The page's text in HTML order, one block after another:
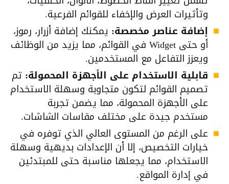
وتأثيرات العرض والإخفاء للقوائم الفرعية.
إضافة عناصر مخصصة: يمكنك إضافة أزرار، رموز،
أو حتى Widget في القوائم، مما يزيد من الوظائف
ويعزز التفاعل مع المستخدمين.
قابلية الاستخدام على الأجهزة المحمولة: تم
تصميم القوائم لتكون متجاوبة وسهلة الاستخدام
على الأجهزة المحمولة، مما يضمن تجربة
مستخدم جيدة على مختلف مقاسات الشاشات.
على الرغم من المستوى العالي الذي توفره في
خيارات التخصيص، إلا أن الإعدادات بديهية وسهلة
الاستخدام، مما يجعلها مناسبة حتى للمبتدئين
في إدارة المواقع.